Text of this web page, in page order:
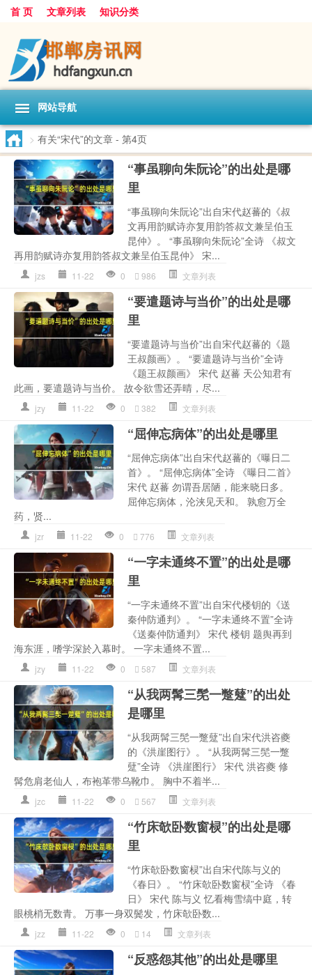
首 页 文章列表 知识分类
网站导航
> 有关“宋代”的文章 - 第4页
“事虽聊向朱阮论”的出处是哪
里
“事虽聊向朱阮论”出自宋代赵蕃的《叔
文再用韵赋诗亦复用韵答叔文兼呈伯玉
昆仲》。 “事虽聊向朱阮论”全诗 《叔文
再用韵赋诗亦复用韵答叔文兼呈伯玉昆仲》 宋...
jzs 11-22 0 986 文章列表
“要遣题诗与当价”的出处是哪
里
“要遣题诗与当价”出自宋代赵蕃的《题
王叔颜画》。 “要遣题诗与当价”全诗
《题王叔颜画》 宋代 赵蕃 天公知君有
此画，要遣题诗与当价。 故令欲雪还弄晴，尽...
jzy 11-22 0 382 文章列表
“屈伸忘病体”的出处是哪里
“屈伸忘病体”出自宋代赵蕃的《曝日二
首》。 “屈伸忘病体”全诗 《曝日二首》
宋代 赵蕃 勿谓吾居陋，能来晓日多。
屈伸忘病体，沦浃见天和。 孰愈万全
药，贤...
jzr 11-22 0 776 文章列表
“一字未通终不置”的出处是哪
里
“一字未通终不置”出自宋代楼钥的《送
秦仲防通判》。 “一字未通终不置”全诗
《送秦仲防通判》 宋代 楼钥 题舆再到
海东涯，嗜学深於入幕时。 一字未通终不置...
jzy 11-22 0 587 文章列表
“从我两髯三髧一蹩躠”的出处
是哪里
“从我两髯三髧一蹩躠”出自宋代洪咨夔
的《洪崖图行》。 “从我两髯三髧一蹩
躠”全诗 《洪崖图行》 宋代 洪咨夔 修
髯危肩老仙人，布袍革带乌靴巾。 胸中不着半...
jzc 11-22 0 567 文章列表
“竹床欹卧数窗棂”的出处是哪
里
“竹床欹卧数窗棂”出自宋代陈与义的
《春日》。 “竹床欹卧数窗棂”全诗 《春
日》 宋代 陈与义 忆看梅雪缟中庭，转
眼桃梢无数青。 万事一身双鬓发，竹床欹卧数...
jzz 11-22 0 14 文章列表
“反惑怨其他”的出处是哪里